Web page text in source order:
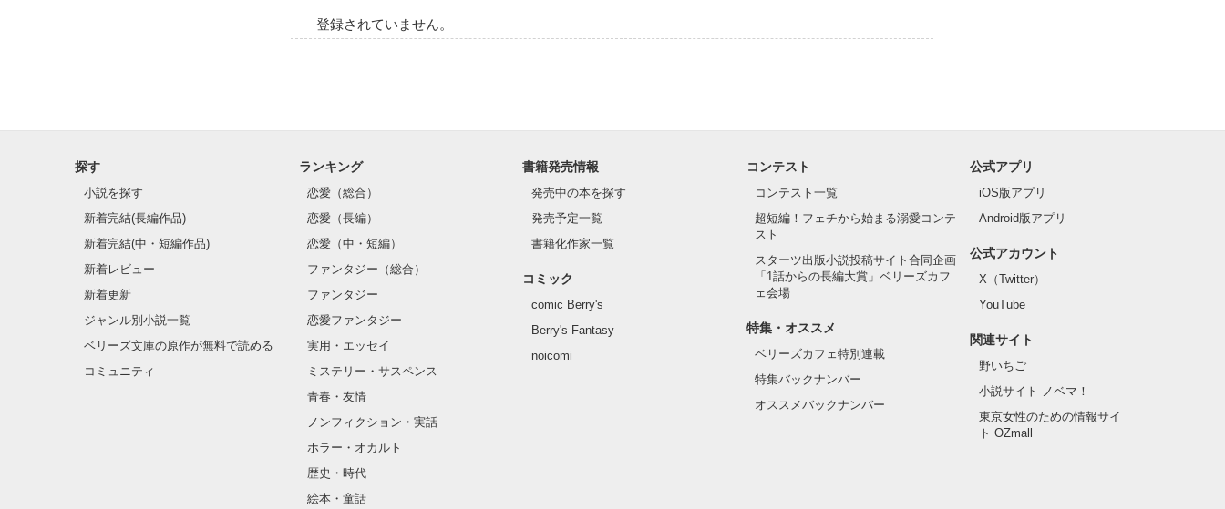
登録されていません。
探す
小説を探す
新着完結(長編作品)
新着完結(中・短編作品)
新着レビュー
新着更新
ジャンル別小説一覧
ベリーズ文庫の原作が無料で読める
コミュニティ
ランキング
恋愛（総合）
恋愛（長編）
恋愛（中・短編）
ファンタジー（総合）
ファンタジー
恋愛ファンタジー
実用・エッセイ
ミステリー・サスペンス
青春・友情
ノンフィクション・実話
ホラー・オカルト
歴史・時代
絵本・童話
書籍発売情報
発売中の本を探す
発売予定一覧
書籍化作家一覧
コミック
comic Berry's
Berry's Fantasy
noicomi
コンテスト
コンテスト一覧
超短編！フェチから始まる溺愛コンテ
スト
スターツ出版小説投稿サイト合同企画
「1話からの長編大賞」ベリーズカフ
ェ会場
特集・オススメ
ベリーズカフェ特別連載
特集バックナンバー
オススメバックナンバー
公式アプリ
iOS版アプリ
Android版アプリ
公式アカウント
X（Twitter）
YouTube
関連サイト
野いちご
小説サイト ノベマ！
東京女性のための情報サイ
ト OZmall